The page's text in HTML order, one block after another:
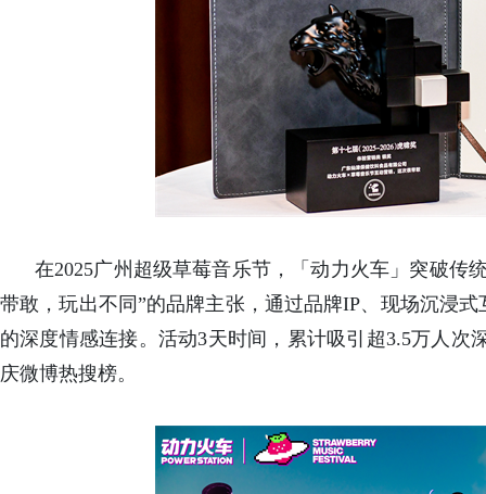
在2025广州超级草莓音乐节，「动力火车」突破传
带敢，玩出不同”的品牌主张，通过品牌IP、现场沉浸
的深度情感连接。活动3天时间，累计吸引超3.5万人次
庆微博热搜榜。